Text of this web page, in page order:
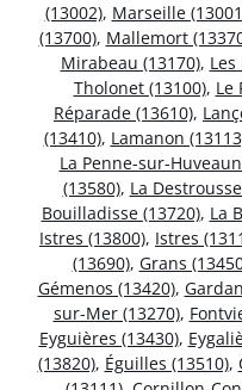
(13002), Marseille
(13700), Mallemort
Mirabeau (13170),
Tholonet (13100), Le
Réparade (13610),
(13410), Lamanon
La Penne-sur-
(13580), La
Bouilladisse (13720), La
Istres (13800), Istres
(13690), Grans
Gémenos (13420),
sur-Mer (13270),
Eyguières (13430),
(13820), Éguilles (13510),